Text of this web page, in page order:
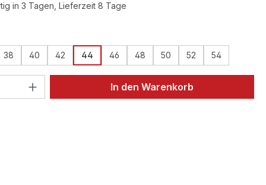
in 3 Tagen, Lieferzeit 8 Tage
38 40 42 44 46 48 50 52 54
Gib den gewünschten Wert
In den Warenkorb